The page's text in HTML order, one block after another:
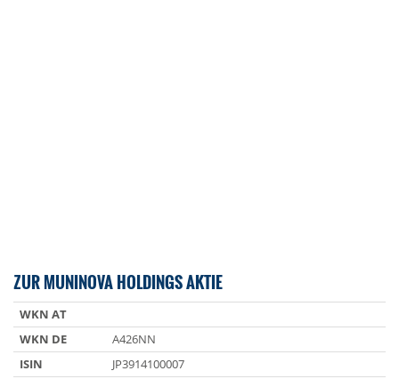
ZUR MUNINOVA HOLDINGS AKTIE
WKN AT
WKN DE
A426NN
ISIN
JP3914100007